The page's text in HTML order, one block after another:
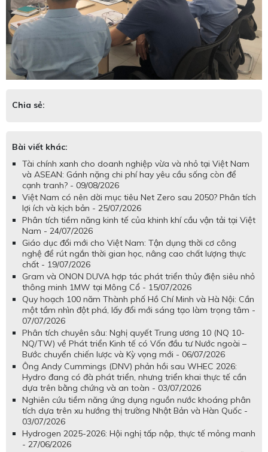
Chia sẻ:
Bài viết khác:
Tài chính xanh cho doanh nghiệp vừa và nhỏ tại Việt Nam
và ASEAN: Gánh nặng chi phí hay yêu cầu sống còn để
cạnh tranh? - 09/08/2026
Việt Nam có nên dời mục tiêu Net Zero sau 2050? Phân tích
lợi ích và kịch bản - 25/07/2026
Phân tích tiềm năng kinh tế của khinh khí cầu vận tải tại Việt
Nam - 24/07/2026
Giáo dục đổi mới cho Việt Nam: Tận dụng thời cơ công
nghệ để rút ngắn thời gian học, nâng cao chất lượng thực
chất - 19/07/2026
Gram và ONON DUVA hợp tác phát triển thủy điện siêu nhỏ
thông minh 1MW tại Mông Cổ - 15/07/2026
Quy hoạch 100 năm Thành phố Hồ Chí Minh và Hà Nội: Cần
một tầm nhìn đột phá, lấy đổi mới sáng tạo làm trọng tâm -
07/07/2026
Phân tích chuyên sâu: Nghị quyết Trung ương 10 (NQ 10-
NQ/TW) về Phát triển Kinh tế có Vốn đầu tư Nước ngoài –
Bước chuyển chiến lược và Kỳ vọng mới - 06/07/2026
Ông Andy Cummings (DNV) phản hồi sau WHEC 2026:
Hydro đang có đà phát triển, nhưng triển khai thực tế cần
dựa trên bằng chứng và an toàn - 03/07/2026
Nghiên cứu tiềm năng ứng dụng nguồn nước khoáng phân
tích dựa trên xu hướng thị trường Nhật Bản và Hàn Quốc -
03/07/2026
Hydrogen 2025-2026: Hội nghị tấp nập, thực tế mỏng manh
- 27/06/2026